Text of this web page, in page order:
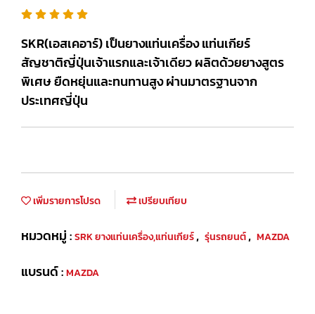
SKR(เอสเคอาร์) เป็นยางแท่นเครื่อง แท่นเกียร์
สัญชาติญี่ปุ่นเจ้าแรกและเจ้าเดียว ผลิตด้วยยางสูตร
พิเศษ ยืดหยุ่นและทนทานสูง ผ่านมาตรฐานจาก
ประเทศญี่ปุ่น
เพิ่มรายการโปรด เปรียบเทียบ
หมวดหมู่ :SRK ยางแท่นเครื่อง,แท่นเกียร์, รุ่นรถยนต์, MAZDA
แบรนด์ :MAZDA